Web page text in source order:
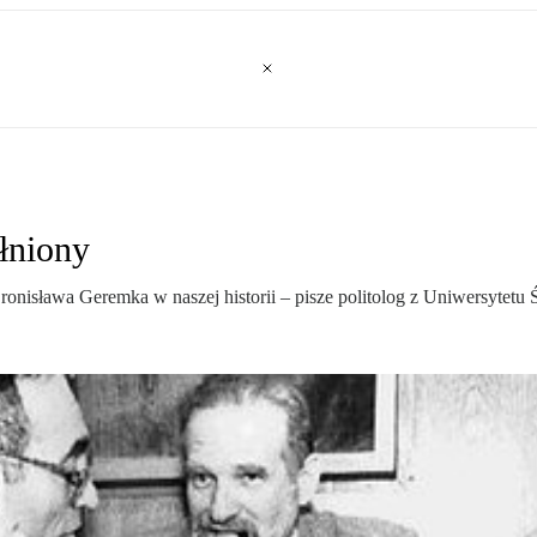
Geremka w naszej historii – pisze politolog z Uniwersytetu